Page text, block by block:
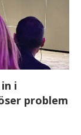
i
problem